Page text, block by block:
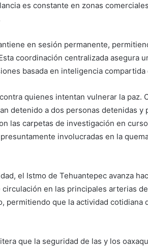
es constante en zonas
en sesión permanente,
coordinación centralizada asegura
basada en inteligencia
quienes intentan vulnerar la paz.
detenido a dos personas detenidas y
las carpetas de investigación en
involucradas en la
el Istmo de Tehuantepec avanza
en las principales arterias
permitiendo que la actividad cotidiana
que la seguridad de las y los